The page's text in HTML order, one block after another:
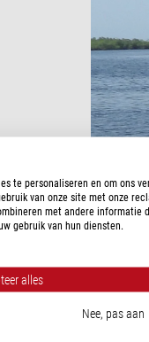
te personaliseren en om ons
van onze site met onze
met andere informatie
gebruik van hun diensten.
alles
Nee, pas aan